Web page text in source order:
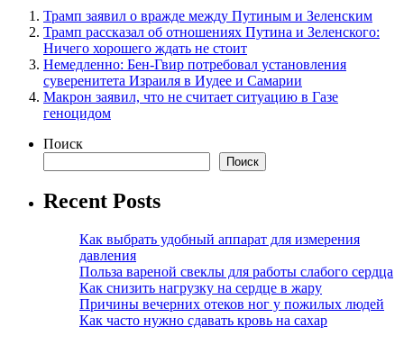
Трамп заявил о вражде между Путиным и Зеленским
Трамп рассказал об отношениях Путина и Зеленского:
Ничего хорошего ждать не стоит
Немедленно: Бен-Гвир потребовал установления
суверенитета Израиля в Иудее и Самарии
Макрон заявил, что не считает ситуацию в Газе
геноцидом
Поиск
Поиск
Recent Posts
Как выбрать удобный аппарат для измерения
давления
Польза вареной свеклы для работы слабого сердца
Как снизить нагрузку на сердце в жару
Причины вечерних отеков ног у пожилых людей
Как часто нужно сдавать кровь на сахар